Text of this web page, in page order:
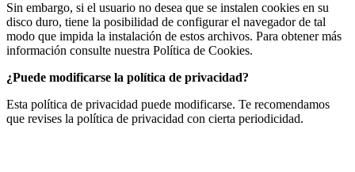
Sin embargo, si el usuario no desea que se instalen cookies en su
disco duro, tiene la posibilidad de configurar el navegador de tal
modo que impida la instalación de estos archivos. Para obtener más
información consulte nuestra Política de Cookies.
¿Puede modificarse la política de privacidad?
Esta política de privacidad puede modificarse. Te recomendamos
que revises la política de privacidad con cierta periodicidad.